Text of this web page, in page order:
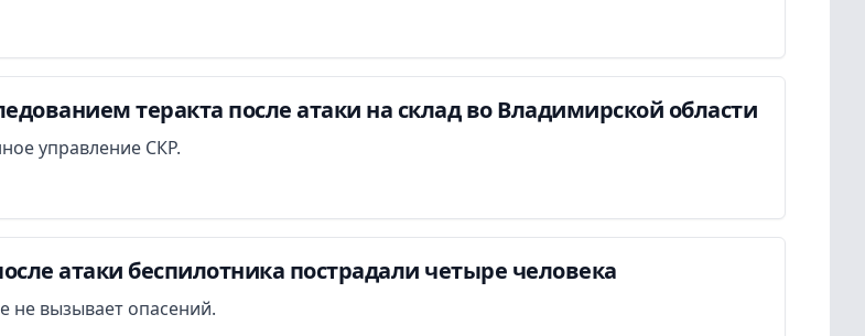
теракта после атаки на склад во Владимирской области
управление СКР.
атаки беспилотника пострадали четыре человека
не вызывает опасений.